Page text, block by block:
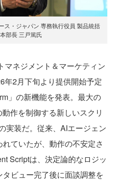
ス・ジャパン 専務執行役員 製品統括
部長 三戸篤氏
ネジメント＆マーケティン
年2月下旬より提供開始予定
」の新機能を発表。最大の
作を制御する新しいスクリ
実装だ。従来、AIエージェン
ていたが、動作の不安定さ
Scriptは、決定論的なロジッ
ビュー完了後に面談調整を